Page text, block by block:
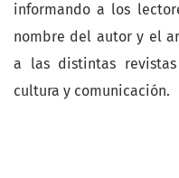
informando a los
nombre del autor y el
a las distintas
cultura y comunicación.